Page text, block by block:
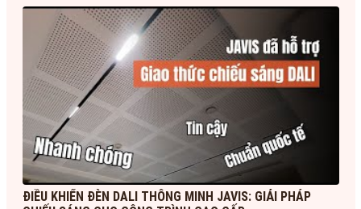
ĐIỀU KHIỂN ĐÈN DALI THÔNG MINH JAVIS: GIẢI PHÁP